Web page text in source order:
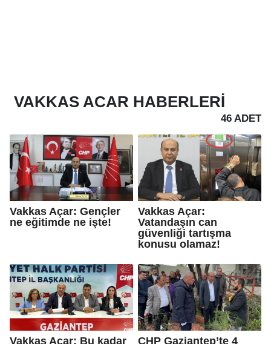
VAKKAS ACAR HABERLERI
46 ADET
Vakkas Açar: Gençler
ne eğitimde ne işte!
Vakkas Açar:
Vatandaşın can
güvenliği tartışma
konusu olamaz!
Vakkas Açar: Bu kadar
CHP Gaziantep’te 4